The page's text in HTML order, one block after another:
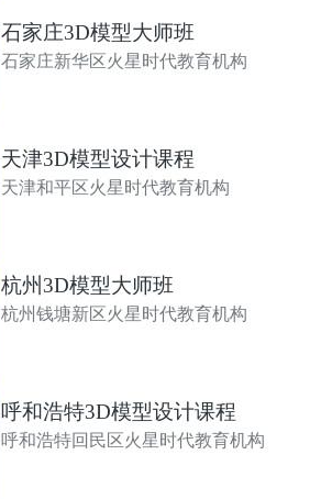
石家庄3D模型大师班
石家庄新华区火星时代教育机构
天津3D模型设计课程
天津和平区火星时代教育机构
杭州3D模型大师班
杭州钱塘新区火星时代教育机构
呼和浩特3D模型设计课程
呼和浩特回民区火星时代教育机构